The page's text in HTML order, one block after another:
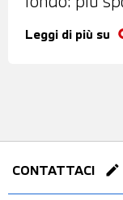
Leggi di più su
CONTATTACI edit